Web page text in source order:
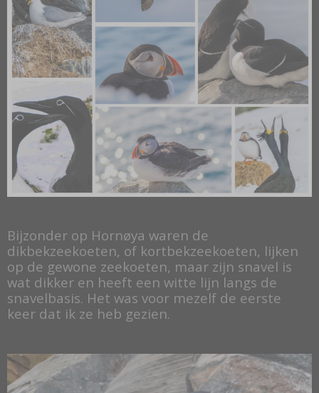
Bijzonder op Hornøya waren de
dikbekzeekoeten, of kortbekzeekoeten, lijken
op de gewone zeekoeten, maar zijn snavel is
wat dikker en heeft een witte lijn langs de
snavelbasis. Het was voor mezelf de eerste
keer dat ik ze heb gezien.